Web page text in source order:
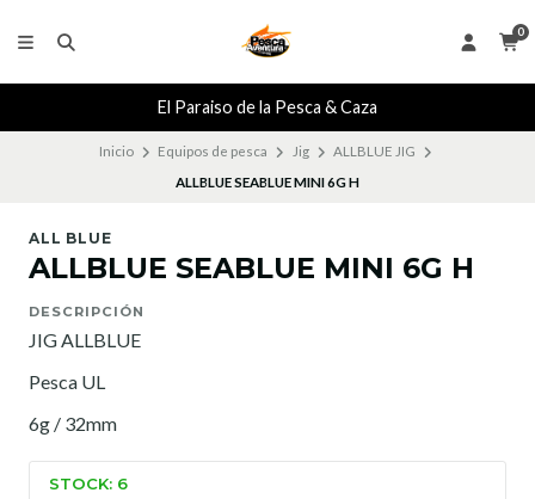
0
El Paraiso de la Pesca & Caza
Inicio Equipos de pesca Jig
ALLBLUE JIG
ALLBLUE SEABLUE MINI 6G H
ALL BLUE
ALLBLUE SEABLUE MINI 6G H
DESCRIPCIÓN
JIG ALLBLUE
Pesca UL
6g / 32mm
STOCK: 6